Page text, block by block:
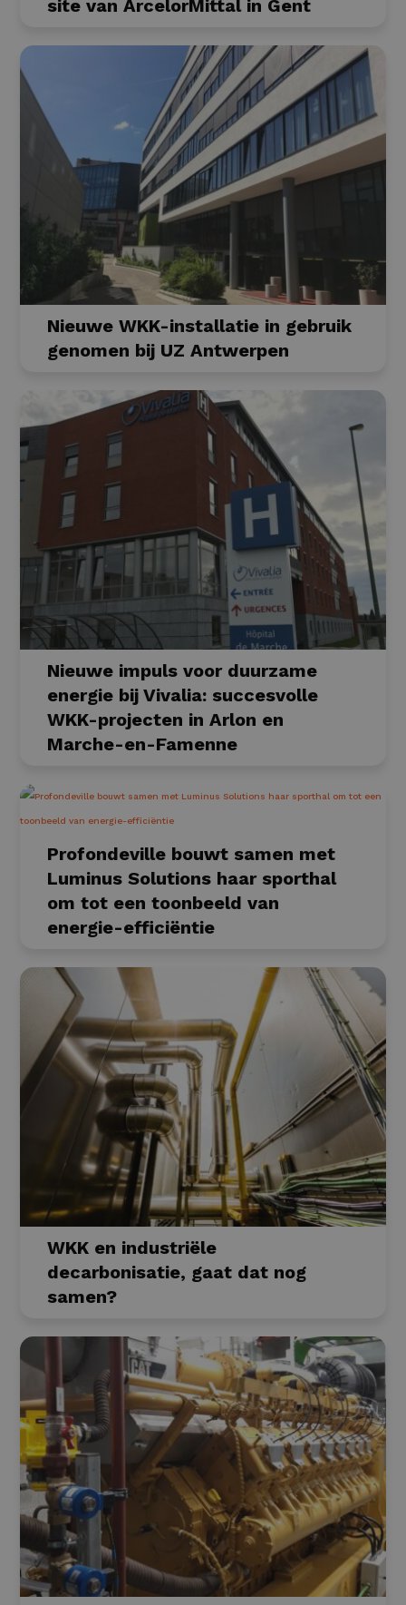
site van ArcelorMittal in Gent
Nieuwe WKK-installatie in gebruik
genomen bij UZ Antwerpen
Nieuwe impuls voor duurzame
energie bij Vivalia: succesvolle
WKK-projecten in Arlon en
Marche-en-Famenne
Profondeville bouwt samen met
Luminus Solutions haar sporthal
om tot een toonbeeld van
energie-efficiëntie
WKK en industriële
decarbonisatie, gaat dat nog
samen?